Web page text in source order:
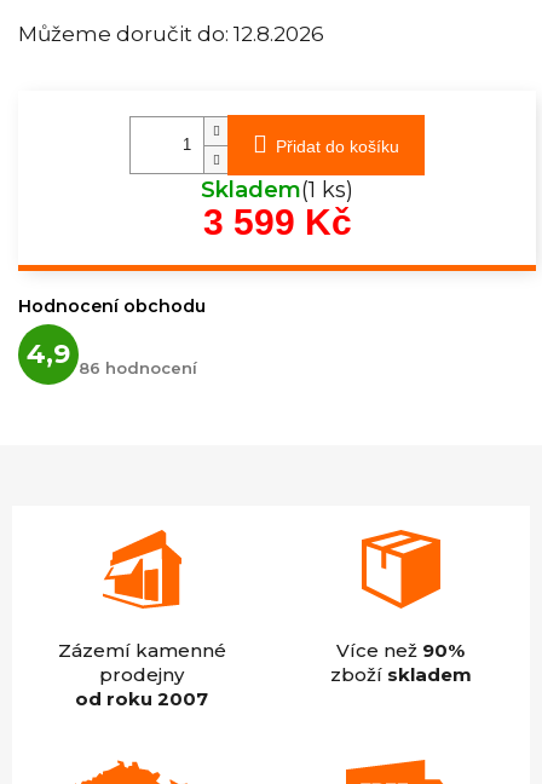
Můžeme doručit do: 12.8.2026
Přidat do košíku
Skladem(1 ks)
3 599 KčMěrná
Hodnocení obchodu
4,9 hodnocení
obchodu
86 hodnocení
Zázemí kamenné
prodejny
od roku 2007
Více než 90%
zboží skladem